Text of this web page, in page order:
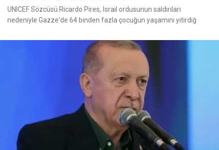
UNICEF Sözcüsü Ricardo Pires, İsrail ordusunun saldırıları
nedeniyle Gazze'de 64 binden fazla çocuğun yaşamını yitirdiğ